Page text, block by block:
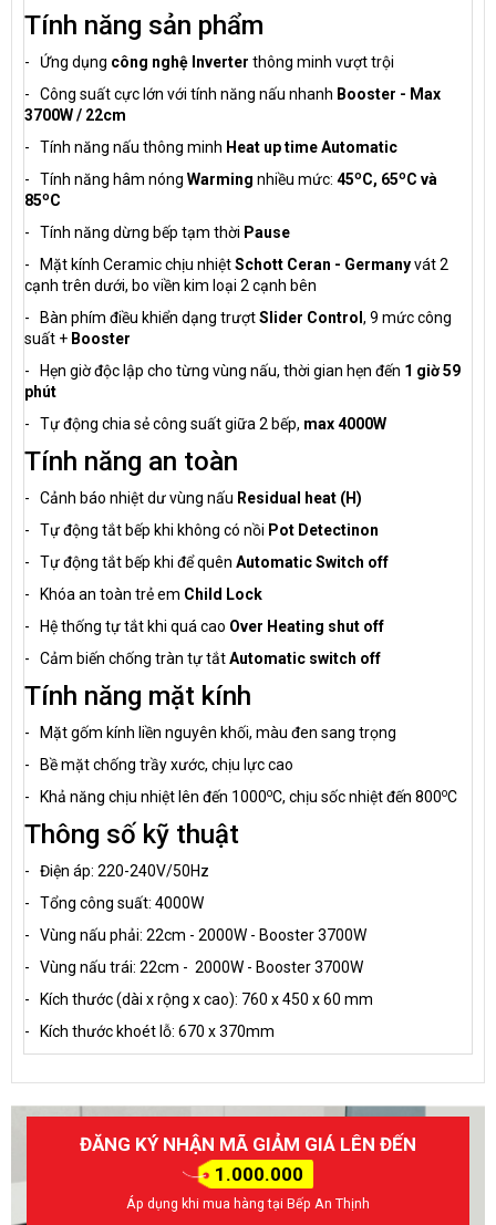
Tính năng sản phẩm
- Ứng dụng công nghệ Inverter thông minh vượt trội
- Công suất cực lớn với tính năng nấu nhanh Booster - Max
3700W / 22cm
- Tính năng nấu thông minh Heat up time Automatic
- Tính năng hâm nóng Warming nhiều mức: 45oC, 65oC và
85oC
- Tính năng dừng bếp tạm thời Pause
- Mặt kính Ceramic chịu nhiệtSchott Ceran - Germanyvát 2
cạnh trên dưới, bo viền kim loại 2 cạnh bên
- Bàn phím điều khiển dạng trượtSlider Control , 9 mức công
suất + Booster
- Hẹn giờ độc lập cho từng vùng nấu, thời gian hẹn đến 1 giờ 59
phút
- Tự động chia sẻ công suất giữa 2 bếp, max 4000W
Tính năng an toàn
- Cảnh báo nhiệt dư vùng nấu Residual heat (H)
- Tự động tắt bếp khi không có nồi Pot Detectinon
- Tự động tắt bếp khi để quên Automatic Switch off
- Khóa an toàn trẻ em Child Lock
- Hệ thống tự tắt khi quá cao Over Heating shut off
- Cảm biến chống tràn tự tắtAutomatic switch off
Tính năng mặt kính
- Mặt gốm kính liền nguyên khối, màu đen sang trọng
- Bề mặt chống trầy xước, chịu lực cao
- Khả năng chịu nhiệt lên đến 1000oC, chịu sốc nhiệt đến 800oC
Thông số kỹ thuật
- Điện áp: 220-240V/50Hz
- Tổng công suất: 4000W
- Vùng nấu phải: 22cm - 2000W - Booster 3700W
- Vùng nấu trái: 22cm - 2000W - Booster 3700W
- Kích thước (dài x rộng x cao): 760 x 450 x 60 mm
- Kích thước khoét lỗ: 670 x 370mm
ĐĂNG KÝ NHẬN MÃ GIẢM GIÁ LÊN ĐẾN
1.000.000
Áp dụng khi mua hàng tại Bếp An Thịnh